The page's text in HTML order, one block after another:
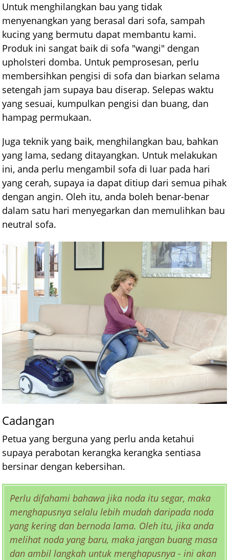
Untuk menghilangkan bau yang tidak
menyenangkan yang berasal dari sofa, sampah
kucing yang bermutu dapat membantu kami.
Produk ini sangat baik di sofa "wangi" dengan
upholsteri domba. Untuk pemprosesan, perlu
membersihkan pengisi di sofa dan biarkan selama
setengah jam supaya bau diserap. Selepas waktu
yang sesuai, kumpulkan pengisi dan buang, dan
hampag permukaan.
Juga teknik yang baik, menghilangkan bau, bahkan
yang lama, sedang ditayangkan. Untuk melakukan
ini, anda perlu mengambil sofa di luar pada hari
yang cerah, supaya ia dapat ditiup dari semua pihak
dengan angin. Oleh itu, anda boleh benar-benar
dalam satu hari menyegarkan dan memulihkan bau
neutral sofa.
Cadangan
Petua yang berguna yang perlu anda ketahui
supaya perabotan kerangka kerangka sentiasa
bersinar dengan kebersihan.
Perlu difahami bahawa jika noda itu segar, maka
menghapusnya selalu lebih mudah daripada noda
yang kering dan bernoda lama. Oleh itu, jika anda
melihat noda yang baru, maka jangan buang masa
dan ambil langkah untuk menghapusnya - ini akan